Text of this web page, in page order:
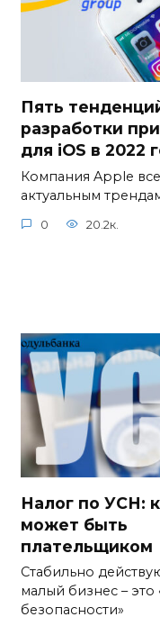
Пять
разработки
для iOS в 2022
Компания Apple
актуальным
0 20.2к.
Налог по УСН:
может быть
плательщиком
Стабильно
малый бизнес –
безопасности»